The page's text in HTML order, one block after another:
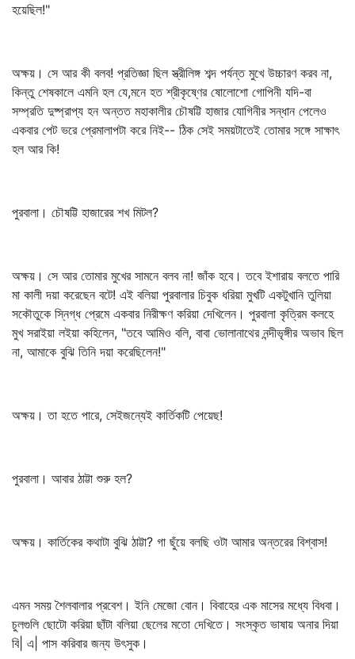
হয়েছিল!"
অক্ষয়। সে আর কী বলব! প্রতিজ্ঞা ছিল স্ত্রীলিঙ্গ শব্দ পর্যন্ত মুখে উচ্চারণ করব না,
কিন্তু শেষকালে এমনি হল যে,মনে হত শ্রীকৃষ্ণের ষোলোশো গোপিনী যদি-বা
সম্প্রতি দুষ্প্রাপ্য হন অন্তত মহাকালীর চৌষট্টি হাজার যোগিনীর সন্ধান পেলেও
একবার পেট ভরে প্রেমালাপটা করে নিই-- ঠিক সেই সময়টাতেই তোমার সঙ্গে সাক্ষাৎ
হল আর কি!
পুরবালা। চৌষট্টি হাজারের শখ মিটল?
অক্ষয়। সে আর তোমার মুখের সামনে বলব না! জাঁক হবে। তবে ইশারায় বলতে পারি
মা কালী দয়া করেছেন বটে! এই বলিয়া পুরবালার চিবুক ধরিয়া মুখটি একটুখানি তুলিয়া
সকৌতুকে স্নিগ্ধ প্রেমে একবার নিরীক্ষণ করিয়া দেখিলেন। পুরবালা কৃত্রিম কলহে
মুখ সরাইয়া লইয়া কহিলেন, "তবে আমিও বলি, বাবা ভোলানাথের নন্দীভৃঙ্গীর অভাব ছিল
না, আমাকে বুঝি তিনি দয়া করেছিলেন!"
অক্ষয়। তা হতে পারে, সেইজন্যেই কার্তিকটি পেয়েছ!
পুরবালা। আবার ঠাট্টা শুরু হল?
অক্ষয়। কার্তিকের কথাটা বুঝি ঠাট্টা? গা ছুঁয়ে বলছি ওটা আমার অন্তরের বিশ্বাস!
এমন সময় শৈলবালার প্রবেশ। ইনি মেজো বোন। বিবাহের এক মাসের মধ্যে বিধবা।
চুলগুলি ছোটো করিয়া ছাঁটা বলিয়া ছেলের মতো দেখিতে। সংস্কৃত ভাষায় অনার দিয়া
বি| এ| পাস করিবার জন্য উৎসুক।